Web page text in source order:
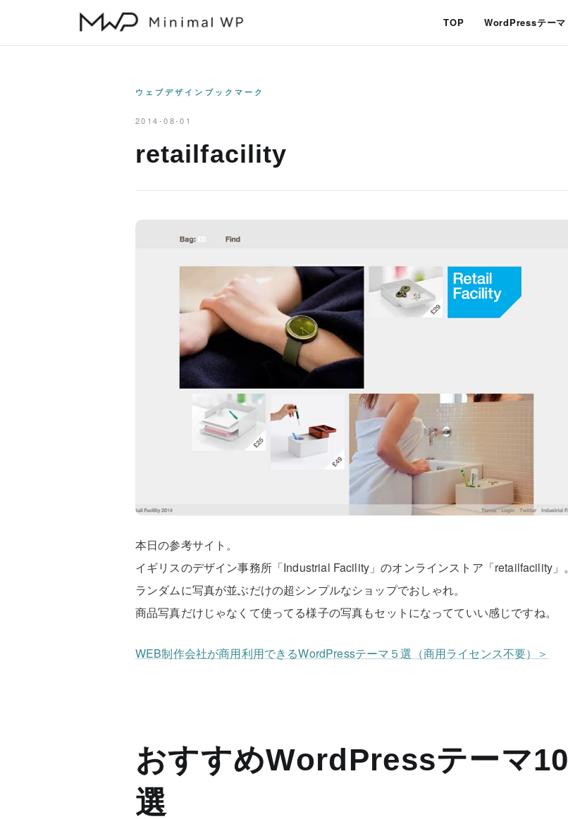
TOP WordPressテーマ
ウェブデザインブックマーク
2014-08-01
retailfacility
本日の参考サイト。
イギリスのデザイン事務所「Industrial Facility」のオンラインストア「retailfacility」。
ランダムに写真が並ぶだけの超シンプルなショップでおしゃれ。
商品写真だけじゃなくて使ってる様子の写真もセットになってていい感じですね。
WEB制作会社が商用利用できるWordPressテーマ５選（商用ライセンス不要）＞
おすすめWordPressテーマ10
選